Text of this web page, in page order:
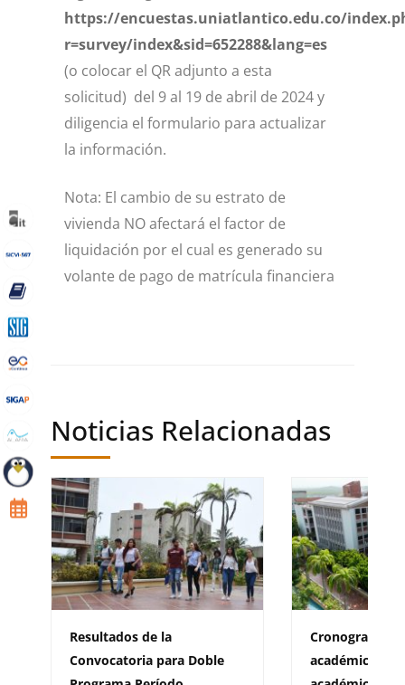
https://encuestas.uniatlantico.edu.co/
r=survey/index&sid=652288&lang=es
(o colocar el QR adjunto a esta
solicitud) del 9 al 19 de abril de 2024 y
diligencia el formulario para actualizar
la información.
Nota: El cambio de su estrato de
vivienda NO afectará el factor de
liquidación por el cual es generado su
volante de pago de matrícula financiera
Noticias Relacionadas
Resultados de la
Convocatoria para Doble
Cronograma
académica